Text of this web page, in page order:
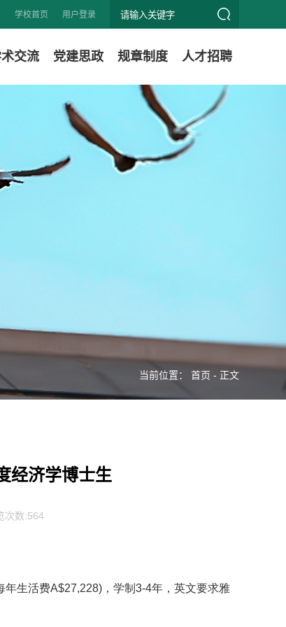
学校首页 用户登录
交流 党建思政 规章制度 人才招聘
当前位置： 首页 - 正文
经济学博士生
次数:564
年生活费A$27,228) ，学制3-4年，英文要求雅